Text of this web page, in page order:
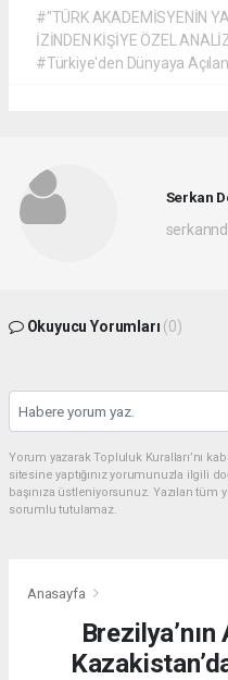
#"TÜRK AKADEMİSYENİN
İZİNDEN KİŞİYE ÖZEL
#Türkiye'den Dünyaya
Serkan
Okuyucu Yorumları (0)
Yorum yazarak Topluluk Kuralları’nı
sitesine yaptığınız yorumunuzla ilgili
başınıza üstleniyorsunuz. Yazılan
sorumlu tutulamaz.
Anasayfa